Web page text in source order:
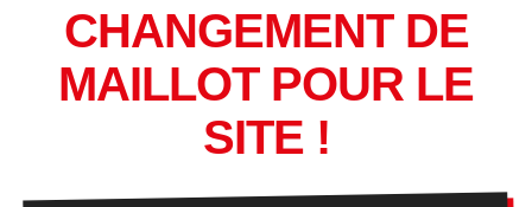
CHANGEMENT DE
MAILLOT POUR LE
SITE !